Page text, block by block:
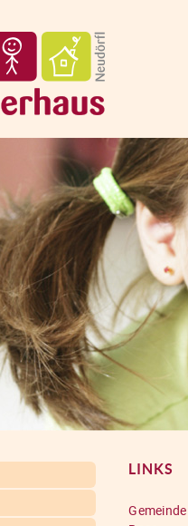
LINKS